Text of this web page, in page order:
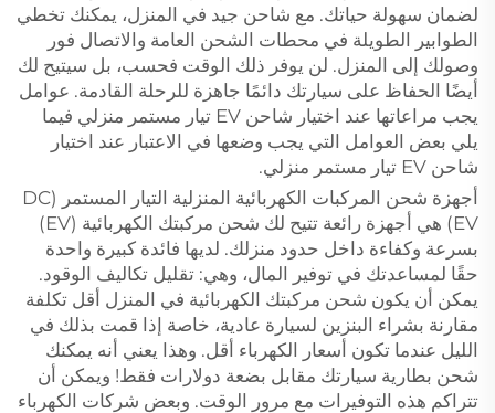
لضمان سهولة حياتك. مع شاحن جيد في المنزل، يمكنك تخطي
الطوابير الطويلة في محطات الشحن العامة والاتصال فور
وصولك إلى المنزل. لن يوفر ذلك الوقت فحسب، بل سيتيح لك
أيضًا الحفاظ على سيارتك دائمًا جاهزة للرحلة القادمة. عوامل
يجب مراعاتها عند اختيار شاحن EV تيار مستمر منزلي فيما
يلي بعض العوامل التي يجب وضعها في الاعتبار عند اختيار
شاحن EV تيار مستمر منزلي.
أجهزة شحن المركبات الكهربائية المنزلية التيار المستمر (DC
EV) هي أجهزة رائعة تتيح لك شحن مركبتك الكهربائية (EV)
بسرعة وكفاءة داخل حدود منزلك. لديها فائدة كبيرة واحدة
حقًا لمساعدتك في توفير المال، وهي: تقليل تكاليف الوقود.
يمكن أن يكون شحن مركبتك الكهربائية في المنزل أقل تكلفة
مقارنة بشراء البنزين لسيارة عادية، خاصة إذا قمت بذلك في
الليل عندما تكون أسعار الكهرباء أقل. وهذا يعني أنه يمكنك
شحن بطارية سيارتك مقابل بضعة دولارات فقط! ويمكن أن
تتراكم هذه التوفيرات مع مرور الوقت. وبعض شركات الكهرباء